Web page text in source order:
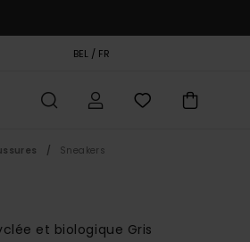
BEL / FR
Sneakers
et biologique Gris